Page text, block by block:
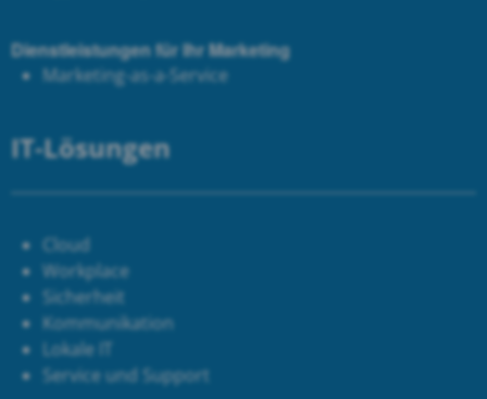
Dienstleistungen für Ihr Marketing
Marketing-as-a-Service
IT-Lösungen
Cloud
Workplace
Sicherheit
Kommunikation
Lokale IT
Service und Support